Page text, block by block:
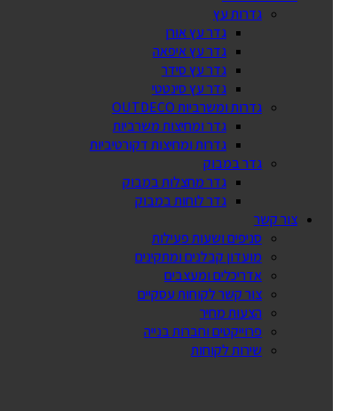
גדרות עץ
גדר עץ אורן
גדר עץ איפאה
גדר עץ סידר
גדר עץ סינטטי
גדרות ומשרביות OUTDECO
גדר ומחיצות משרביות
גדרות ומחיצות דקורטיביות
גדר במבוק
גדר מחצלות במבוק
גדר לוחות במבוק
צור קשר
סניפים ושעות פעילות
מועדון קבלנים ומתקינים
אדריכלים ומעצבים
צור קשר לקוחות עסקיים
הצעות מחיר
פרוייקטים וחברות בנייה
שירות לקוחות